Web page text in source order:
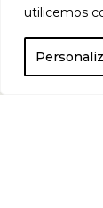
utilicemos
o